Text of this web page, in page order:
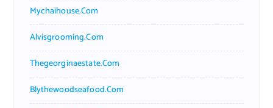
Mychaihouse.com
Alvisgrooming.com
Thegeorginaestate.com
Blythewoodseafood.com